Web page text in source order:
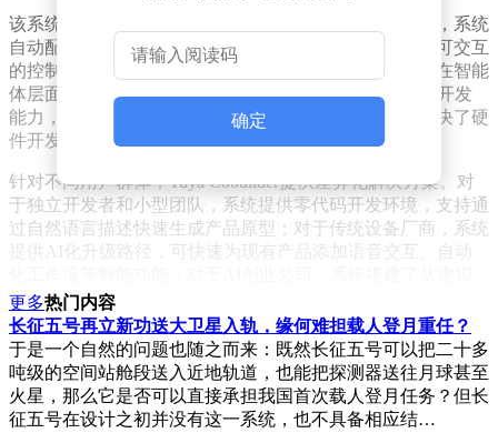
该系统的核心优势在于实现多端智能联动。在硬件层面，系统
自动配置设备通信能力与传感器接口；在移动端，生成可交互
的控制面板；在云端，构建设备管理平台与数据中台；在智能
体层面，训练能够理解设备功能的AI模型。这种全栈式开发
能力，使得开发者无需分别处理各个技术模块，有效解决了硬
件开发中常见的"孤岛效应"问题。
针对不同用户群体，Tuya Cobuilder提供差异化解决方案。对
于独立开发者和小型团队，系统提供零代码开发环境，支持通
过自然语言描述快速生成产品原型；对于传统设备厂商，系统
提供AI化升级路径，可快速为现有产品添加语音交互、自动
智能体到实体设备的桥梁，使软件层算法能够直接驱动真实硬
件。
技术实现层面，该系统基于涂鸦智能开发者平台积累的百万级
设备数据与千万级交互场景训练而成。通过预置的行业知识图
谱和开发模板，系统能够智能推荐最优技术方案，自动生成符
合工业标准的开发文档与生产资料。这种开发模式的转变，使
确定
更多热门内容
长征五号再立新功送大卫星入轨，缘何难担载人登月重任？
于是一个自然的问题也随之而来：既然长征五号可以把二十多
吨级的空间站舱段送入近地轨道，也能把探测器送往月球甚至
火星，那么它是否可以直接承担我国首次载人登月任务？但长
征五号在设计之初并没有这一系统，也不具备相应结…